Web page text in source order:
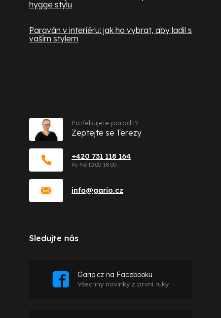
hygge stylu
Paraván v interiéru: jak ho vybrat, aby ladil s
vaším stylem
info@gario.cz
+420 731 118 164
Potřebujete poradit?
Zeptejte se Terezy
Sledujte nás
Gario.cz na Facebooku
Všechny novinky z první ruky